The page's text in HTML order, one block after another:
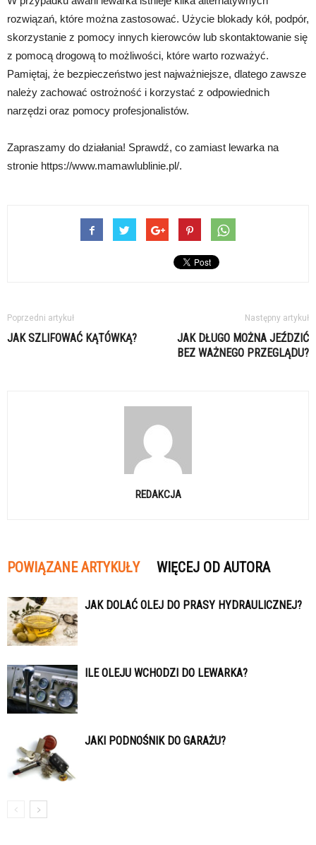
rozwiązań, które można zastosować. Użycie blokady kół, podpór,
skorzystanie z pomocy innych kierowców lub skontaktowanie się
z pomocą drogową to możliwości, które warto rozważyć.
Pamiętaj, że bezpieczeństwo jest najważniejsze, dlatego zawsze
należy zachować ostrożność i korzystać z odpowiednich
narzędzi oraz pomocy profesjonalistów.
Zapraszamy do działania! Sprawdź, co zamiast lewarka na
stronie https://www.mamawlublinie.pl/.
Poprzedni artykuł
JAK SZLIFOWAĆ KĄTÓWKĄ?
Następny artykuł
JAK DŁUGO MOŻNA JEŹDZIĆ
BEZ WAŻNEGO PRZEGLĄDU?
REDAKCJA
POWIĄZANE ARTYKUŁY WIĘCEJ OD AUTORA
JAK DOLAĆ OLEJ DO PRASY HYDRAULICZNEJ?
ILE OLEJU WCHODZI DO LEWARKA?
JAKI PODNOŚNIK DO GARAŻU?